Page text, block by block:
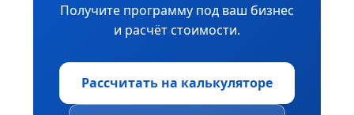
Получите программу под ваш бизнес
и расчёт стоимости.
Рассчитать на калькуляторе